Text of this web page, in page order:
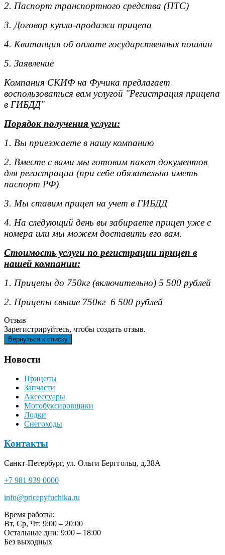
2. Паспорт транспортного средства (ПТС)
3. Договор купли-продажи прицепа
4. Квитанция об оплате государственных пошлин
5. Заявление
Компания СКИФ на Фучика предлагает
воспользоваться вам услугой "Регистрация прицепа
в ГИБДД"
Порядок получения услуги:
1. Вы приезжаете в нашу компанию
2. Вместе с вами мы готовим пакет документов
для регистрации (при себе обязательно иметь
паспорт РФ)
3. Мы ставим прицеп на учет в ГИБДД
4. На следующий день вы забираете прицеп уже с
номера или мы можем доставить его вам.
Стоимость услуги по регистрации прицеп в
нашей компании:
1. Прицепы до 750кг (включительно) 5 500 рублей
2. Прицепы свыше 750кг 6 500 рублей
Отзыв
Зарегистрируйтесь, чтобы создать отзыв.
Новости
Прицепы
Запчасти
Аксессуары
Мотобуксировщики
Лодки
Снегоходы
Контакты
Санкт-Петербург, ул. Ольги Берггольц, д.38А
+7 981 939 0000
info@pricepyfuchika.ru
Время работы:
Вт, Ср, Чт: 9:00 – 20:00
Остальные дни: 9:00 – 18:00
Без выходных